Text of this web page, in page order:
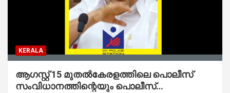
KERALA
ആഗസ്റ്റ് 15 മുതല്‍കേരളത്തിലെ പൊലീസ്
സംവിധാനത്തിന്റെയും പൊലീസ്